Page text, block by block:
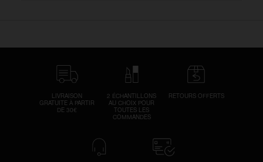
LIVRAISON
GRATUITE À PARTIR
DE 30€
2 ÉCHANTILLONS
AU CHOIX POUR
TOUTES LES
COMMANDES
RETOURS OFFERTS